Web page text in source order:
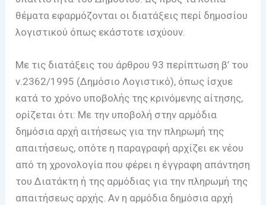
θέματα εφαρμόζονται οι διατάξεις περί δημοσίου
λογιστικού όπως εκάστοτε ισχύουν.
Με τις διατάξεις του άρθρου 93 περίπτωση β’ του
ν.2362/1995 (Δημόσιο Λογιστικό), όπως ίσχυε
κατά το χρόνο υποβολής της κρινόμενης αίτησης,
ορίζεται ότι: Με την υποβολή στην αρμόδια
δημόσια αρχή αιτήσεως για την πληρωμή της
απαιτήσεως, οπότε η παραγραφή αρχίζει εκ νέου
από τη χρονολογία που φέρει η έγγραφη απάντηση
του Διατάκτη ή της αρμόδιας για την πληρωμή της
απαιτήσεως αρχής. Αν η αρμόδια δημόσια αρχή